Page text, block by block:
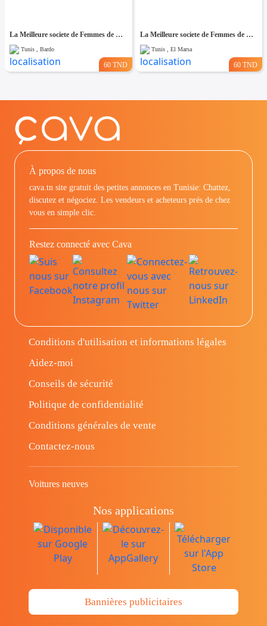
La Meilleure societe de Femmes de Ménage A Bardo
Tunis , Bardo
60 TND
La Meilleure societe de Femmes de Ménage A El Marsa
Tunis , El Marsa
60 TND
À propos de nous
cava.tn site gratuit des petites annonces en Tunisie: Chattez,
discutez et négociez. Les vendeurs et acheteurs prés de chez
vous en simple clic.
Restez connecté avec Cava
Conditions d'utilisation et informations légales
Aidez-moi
Conseils de sécurité
Politique de confidentialité
Conditions générales de vente
Contactez-nous
Voitures neuves
Nos applications
Bannières publicitaires